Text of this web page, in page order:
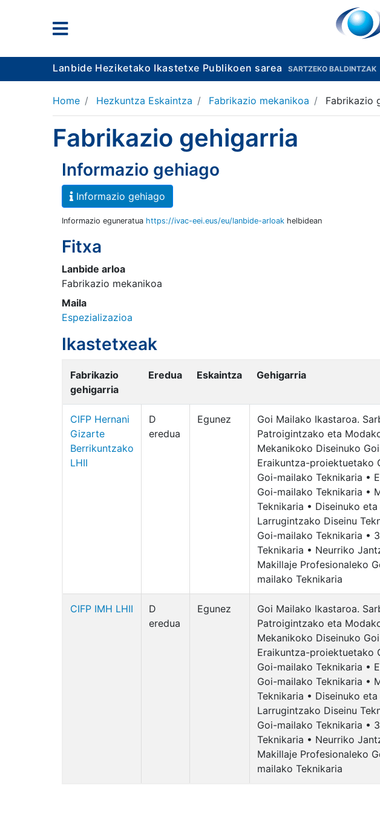
Lanbide Heziketako Ikastetxe Publikoen sarea SARTZEKO BALDINTZAK
Home Hezkuntza Eskaintza Fabrikazio mekanikoa Fabrikazio
Fabrikazio gehigarria
Informazio gehiago
Informazio gehiago
Informazio eguneratua https://ivac-eei.eus/eu/lanbide-arloak helbidean
Fitxa
Lanbide arloa
Fabrikazio mekanikoa
Maila
Espezializazioa
Ikastetxeak
Fabrikazio
gehigarria
Eredua Eskaintza Gehigarria
CIFP Hernani
Gizarte
Berrikuntzako
LHII
D
eredua
Egunez
Goi Mailako Ikastaroa.
Patroigintzako eta
Mekanikoko Diseinuko
Eraikuntza-proiektuetako
Goi-mailako Teknikaria •
Goi-mailako Teknikaria •
Teknikaria • Diseinuko
Larrugintzako Diseinu
Goi-mailako Teknikaria •
Teknikaria • Neurriko
Makillaje Profesionaleko
mailako Teknikaria
CIFP IMH LHII
D
eredua
Egunez
Goi Mailako Ikastaroa.
Patroigintzako eta
Mekanikoko Diseinuko
Eraikuntza-proiektuetako
Goi-mailako Teknikaria •
Goi-mailako Teknikaria •
Teknikaria • Diseinuko
Larrugintzako Diseinu
Goi-mailako Teknikaria •
Teknikaria • Neurriko
Makillaje Profesionaleko
mailako Teknikaria